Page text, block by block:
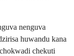
nenguva
huwandu kana
chekuti